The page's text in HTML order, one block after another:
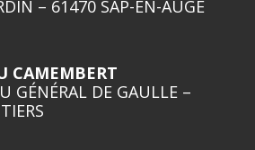
– 61470 SAP-EN-AUGE
CAMEMBERT
GÉNÉRAL DE GAULLE –